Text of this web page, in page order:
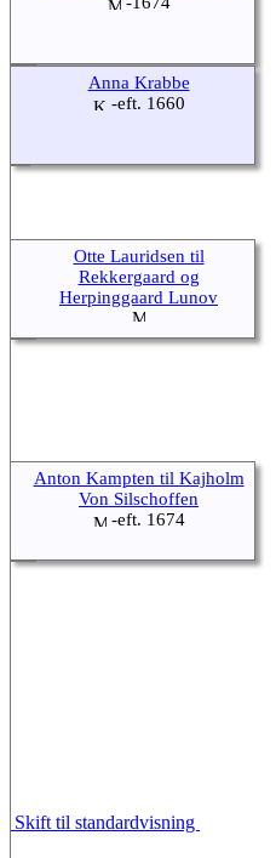
Anna Krabbe
-eft. 1660
Otte Lauridsen til
Rekkergaard og
Herpinggaard Lunov
Anton Kampten til Kajholm
Von Silschoffen
-eft. 1674
Skift til standardvisning